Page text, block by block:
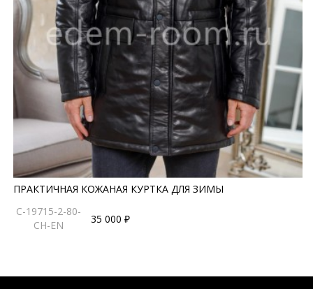
ПРАКТИЧНАЯ КОЖАНАЯ КУРТКА ДЛЯ ЗИМЫ
C-19715-2-80-
CH-EN
35 000 ₽